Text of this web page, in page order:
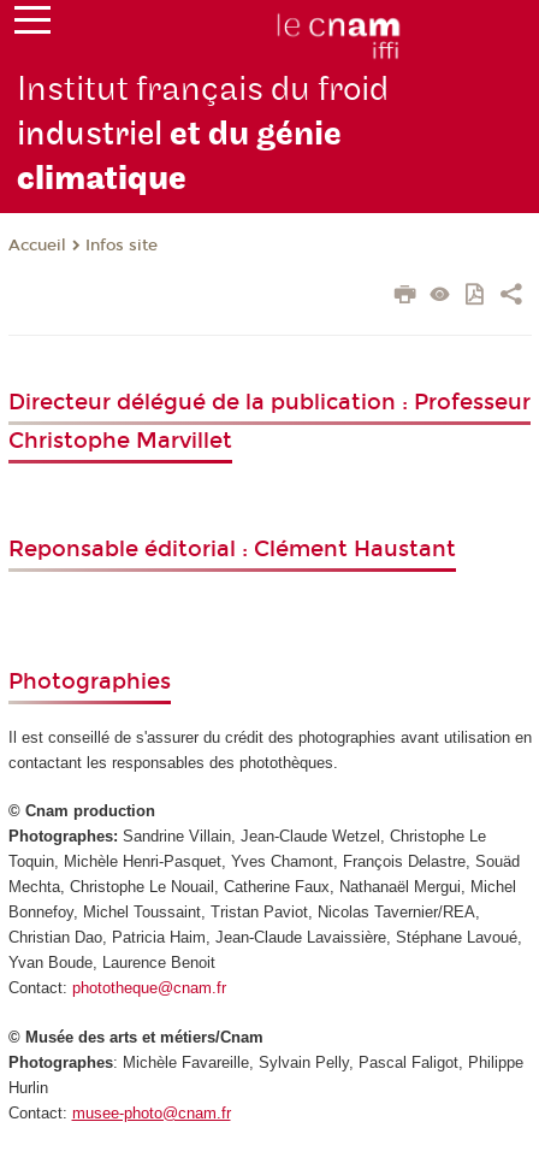
Institut français du froid
industrielet du génie
climatique
Accueil Infos site
Directeur délégué de la publication : Professeur
Christophe Marvillet
Reponsable éditorial : Clément Haustant
Photographies
Il est conseillé de s'assurer du crédit des photographies avant utilisation en
contactant les responsables des photothèques.
© Cnam production
Photographes: Sandrine Villain, Jean-Claude Wetzel, Christophe Le
Toquin, Michèle Henri-Pasquet, Yves Chamont, François Delastre, Souäd
Mechta, Christophe Le Nouail, Catherine Faux, Nathanaël Mergui, Michel
Bonnefoy, Michel Toussaint, Tristan Paviot, Nicolas Tavernier/REA,
Christian Dao, Patricia Haim, Jean-Claude Lavaissière, Stéphane Lavoué,
Yvan Boude, Laurence Benoit
Contact: phototheque@cnam.fr
© Musée des arts et métiers/Cnam
Photographes: Michèle Favareille, Sylvain Pelly, Pascal Faligot, Philippe
Hurlin
Contact: musee-photo@cnam.fr